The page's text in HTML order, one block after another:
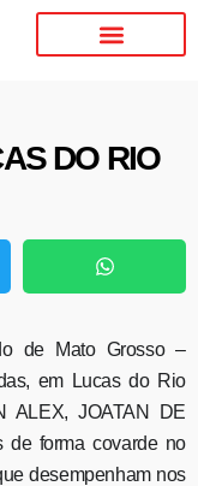
DO RIO
de Mato Grosso –
em Lucas do Rio
ALEX, JOATAN DE
de forma covarde no
desempenham nos